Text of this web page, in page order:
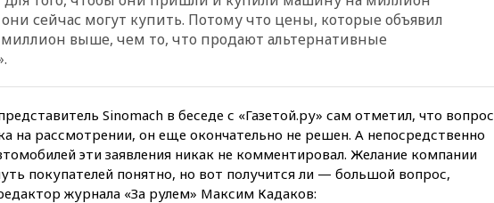
белорусов покупать избы в
селах
авиатоплива в Европу
06:30США и Колумбия
обсуждают координацию
усилий против наркотрафика
05:30ВМС Испании усилили
сейчас могут купить. Потому что цены, которые объявил
миллион выше, чем то, что продают альтернативные
Sinomach в беседе с «Газетой.ру» сам отметил, что вопрос
на рассмотрении, он еще окончательно не решен. А непосредственно
эти заявления никак не комментировал. Желание компании
покупателей понятно, но вот получится ли — большой вопрос,
журнала «За рулем» Максим Кадаков: